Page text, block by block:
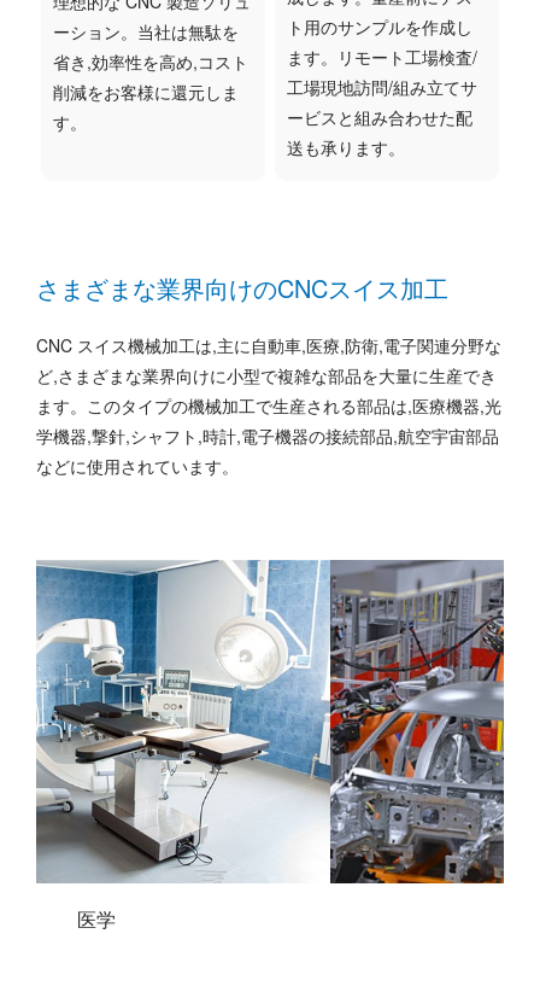
ーション。当社は無駄を
省き,効率性を高め,コスト
削減をお客様に還元しま
す。
ト用のサンプルを作成し
ます。リモート工場検査/
工場現地訪問/組み立てサ
ービスと組み合わせた配
送も承ります。
さまざまな業界向けのCNCスイス加工
CNC スイス機械加工は,主に自動車,医療,防衛,電子関連分野な
ど,さまざまな業界向けに小型で複雑な部品を大量に生産でき
ます。このタイプの機械加工で生産される部品は,医療機器,光
学機器,撃針,シャフト,時計,電子機器の接続部品,航空宇宙部品
などに使用されています。